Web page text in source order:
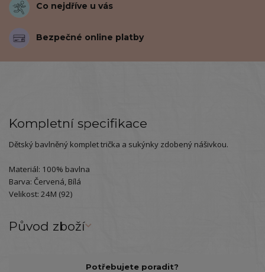
Co nejdříve u vás
Bezpečné online platby
Kompletní specifikace
Dětský bavlněný komplet trička a sukýnky zdobený nášivkou.
Materiál: 100% bavlna
Barva: Červená, Bílá
Velikost: 24M (92)
Původ zboží
Potřebujete poradit?